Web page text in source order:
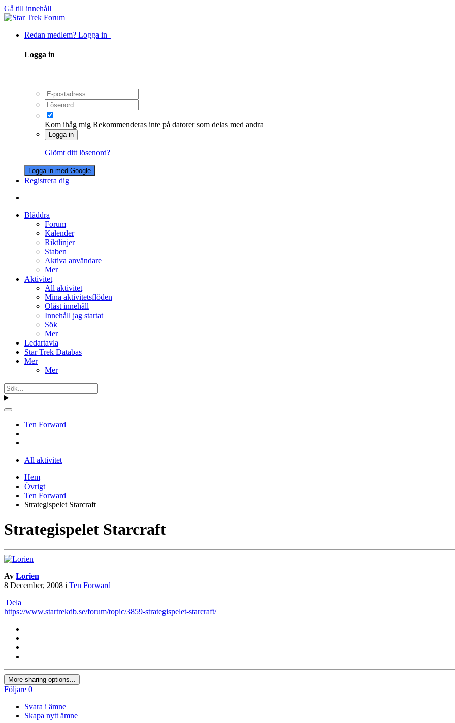
Gå till innehåll
Redan medlem? Logga in
Logga in
Kom ihåg mig Rekommenderas inte på datorer som delas med andra
Logga in
Glömt ditt lösenord?
Logga in med Google
Registrera dig
Bläddra
Forum
Kalender
Riktlinjer
Staben
Aktiva användare
Mer
Aktivitet
All aktivitet
Mina aktivitetsflöden
Oläst innehåll
Innehåll jag startat
Sök
Mer
Ledartavla
Star Trek Databas
Mer
Mer
Ten Forward
All aktivitet
Hem
Övrigt
Ten Forward
Strategispelet Starcraft
Strategispelet Starcraft
Av Lorien
8 December, 2008 i Ten Forward
Dela
https://www.startrekdb.se/forum/topic/3859-strategispelet-starcraft/
More sharing options...
Följare 0
Svara i ämne
Skapa nytt ämne